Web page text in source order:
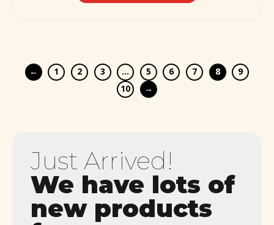
← 1 2 3 … 5 6 7 8
9
10
→
Just Arrived!
We have lots of
new products